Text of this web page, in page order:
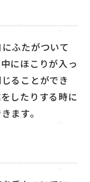
にふたがついて
にほこりが入っ
ることができ
したりする時に
ます。